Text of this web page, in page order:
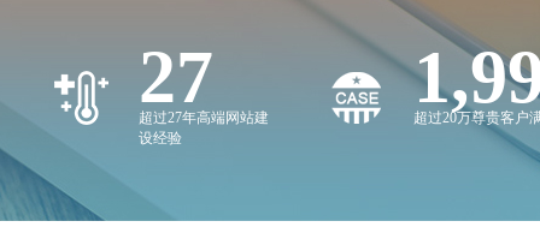
27
超过27年高端网站建
设经验
超过20万尊贵客户